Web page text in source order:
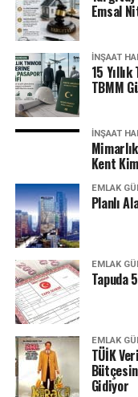
söylemesi üzerine
bir karavan satın aldı.
Ancak çocuk
kızlarının
velayetini elinden
olmadığına
yaşına girecek.
“Çıkmaza girdik. Ne
mavi karavanının
karavandan hem
bulma konusundaki
belirtiyor.
“Bir gri bölgedeyiz
listesinin en altına
ETIKETLER DOLAR
KARAVAN
KIRA
Emsal
İNŞAAT
15
TBMM
İNŞAAT
Kent
EMLAK
Planlı
EMLAK
Tapuda
EMLAK
TÜİK
Gidiyor